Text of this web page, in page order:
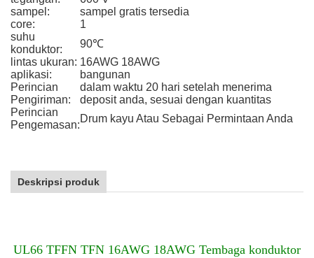
sampel:
sampel gratis tersedia
core:
1
suhu
konduktor:
90℃
lintas ukuran: 16AWG 18AWG
aplikasi:
bangunan
Perincian
Pengiriman:
dalam waktu 20 hari setelah menerima
deposit anda, sesuai dengan kuantitas
Perincian
Pengemasan:
Drum kayu Atau Sebagai Permintaan Anda
Deskripsi produk
UL66 TFFN TFN 16AWG 18AWG Tembaga konduktor